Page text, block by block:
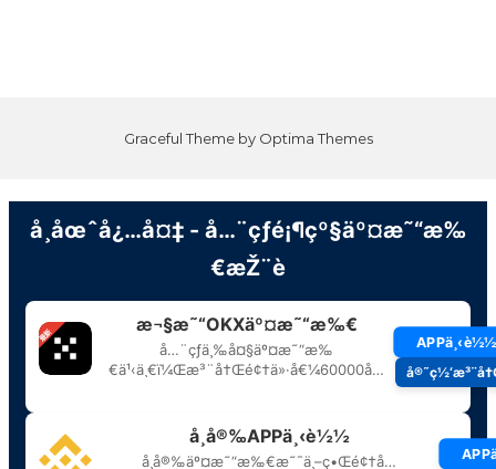
Graceful Theme by Optima Themes